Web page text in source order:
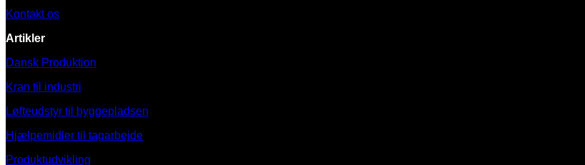
Kontakt os
Artikler
Dansk Produktion
Kran til industri
Løfteudstyr til byggepladsen
Hjælpemidler til tagarbejde
Produktudvikling